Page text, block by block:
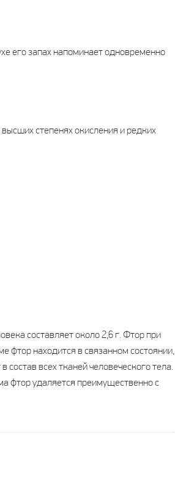
его запах напоминает одновременно
степенях окисления и редких
составляет около 2,6 г. Фтор при
фтор находится в связанном состоянии,
всех тканей человеческого тела.
фтор удаляется преимущественно с